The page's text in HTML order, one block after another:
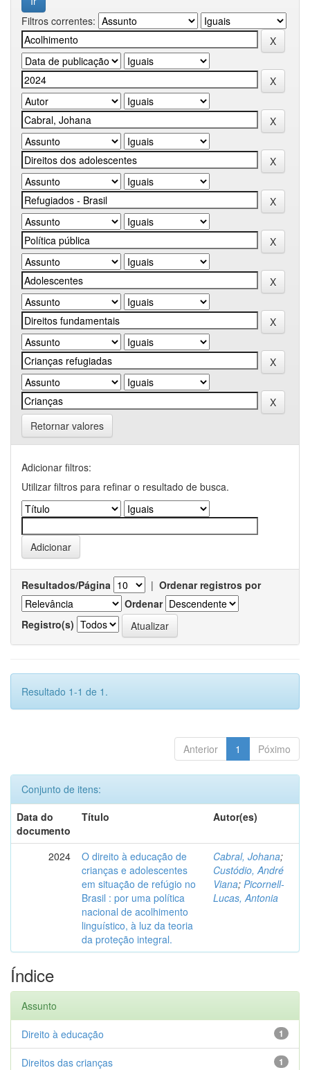
Filtros correntes:
Retornar valores
Adicionar filtros:
Utilizar filtros para refinar o resultado de busca.
Resultados/Página | Ordenar registros por
Ordenar
Registro(s)
Resultado 1-1 de 1.
Anterior 1 Póximo
Conjunto de itens:
Data do
documento
Título Autor(es)
2024
O direito à educação de
crianças e adolescentes
em situação de refúgio no
Brasil : por uma política
nacional de acolhimento
linguístico, à luz da teoria
da proteção integral.
Cabral, Johana;
Custódio, André
Viana; Picornell-
Lucas, Antonia
Índice
Assunto
1
Direito à educação
1
Direitos das crianças